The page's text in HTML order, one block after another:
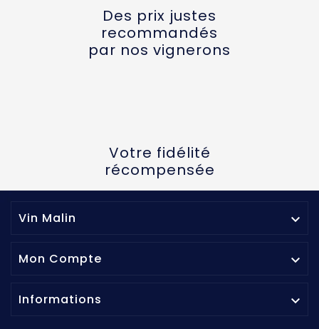
Des prix justes
recommandés
par nos vignerons
Votre fidélité
récompensée
Vin Malin 
Mon Compte 
Informations 